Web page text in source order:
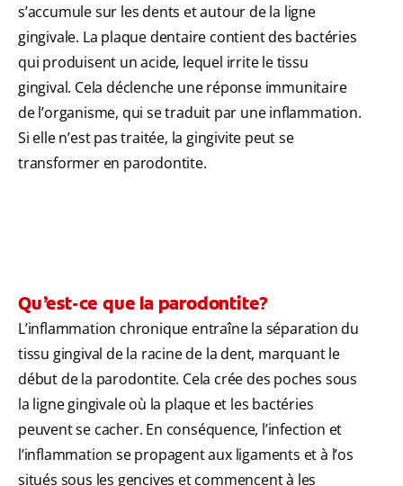
s’accumule sur les dents et autour de la ligne
gingivale. La plaque dentaire contient des bactéries
qui produisent un acide, lequel irrite le tissu
gingival. Cela déclenche une réponse immunitaire
de l’organisme, qui se traduit par une inflammation.
Si elle n’est pas traitée, la gingivite peut se
transformer en parodontite.
Qu’est-ce que la parodontite?
L’inflammation chronique entraîne la séparation du
tissu gingival de la racine de la dent, marquant le
début de la parodontite. Cela crée des poches sous
la ligne gingivale où la plaque et les bactéries
peuvent se cacher. En conséquence, l’infection et
l’inflammation se propagent aux ligaments et à l’os
situés sous les gencives et commencent à les